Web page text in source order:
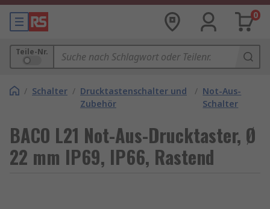
0
Teile-Nr.
/ Schalter / Drucktastenschalter und
Zubehör
/ Not-Aus-
Schalter
BACO L21 Not-Aus-Drucktaster, Ø
22 mm IP69, IP66, Rastend